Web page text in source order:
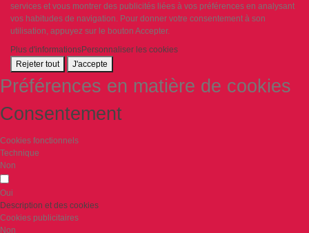
services et vous montrer des publicités liées à vos préférences en analysant
vos habitudes de navigation. Pour donner votre consentement à son
utilisation, appuyez sur le bouton Accepter.
Plus d'informationsPersonnaliser les cookies
Rejeter tout
J'accepte
Préférences en matière de cookies
Consentement
Cookies fonctionnels
Technique
Non
Oui
Description et des cookies
Cookies publicitaires
Non